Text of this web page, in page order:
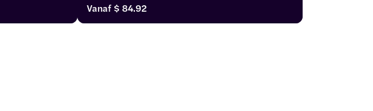
zoals de vlindertuin en het krokodillenverblijf. Kies uit
een verscheidenheid aan Boggy Creek airboat ritten,
Vanaf$ 84.92